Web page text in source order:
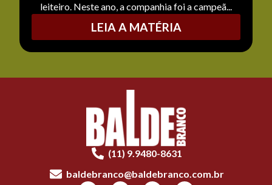
leiteiro. Neste ano, a companhia foi a campeã...
LEIA A MATÉRIA
(11) 9.9480-8631
baldebranco@baldebranco.com.br